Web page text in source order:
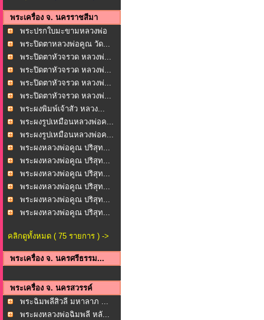
พระเครื่อง จ. นครราชสีมา
พระปรกใบมะขามหลวงพ่อ
พุ...
พระปิดตาหลวงพ่อคูณ วัด...
พระปิดตาหัวจรวด หลวงพ่...
พระปิดตาหัวจรวด หลวงพ่...
พระปิดตาหัวจรวด หลวงพ่...
พระปิดตาหัวจรวด หลวงพ่...
พระผงพิมพ์เจ้าสัว หลวง...
พระผงรูปเหมือนหลวงพ่อค...
พระผงรูปเหมือนหลวงพ่อค...
พระผงหลวงพ่อคูณ ปริสุท...
พระผงหลวงพ่อคูณ ปริสุท...
พระผงหลวงพ่อคูณ ปริสุท...
พระผงหลวงพ่อคูณ ปริสุท...
พระผงหลวงพ่อคูณ ปริสุท...
พระผงหลวงพ่อคูณ ปริสุท...
คลิกดูทั้งหมด ( 75 รายการ ) ->
พระเครื่อง จ. นครศรีธรรม...
พระเครื่อง จ. นครสวรรค์
พระฉิมพลีสิวลี มหาลาภ ...
พระผงหลวงพ่อฉิมพลี หลั...